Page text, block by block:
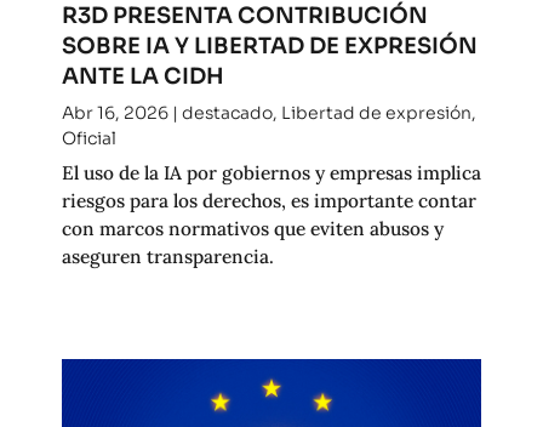
R3D PRESENTA CONTRIBUCIÓN
SOBRE IA Y LIBERTAD DE EXPRESIÓN
ANTE LA CIDH
Abr 16, 2026| destacado, Libertad de expresión,
Oficial
El uso de la IA por gobiernos y empresas implica
riesgos para los derechos, es importante contar
con marcos normativos que eviten abusos y
aseguren transparencia.